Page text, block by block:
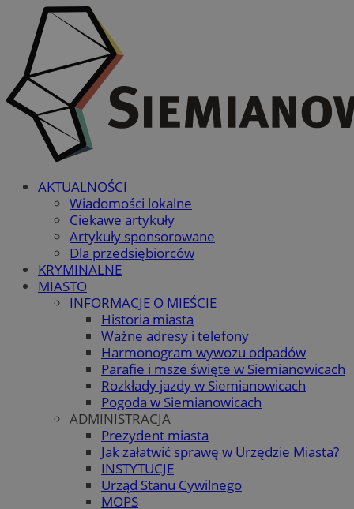
AKTUALNOŚCI
Wiadomości lokalne
Ciekawe artykuły
Artykuły sponsorowane
Dla przedsiębiorców
KRYMINALNE
MIASTO
INFORMACJE O MIEŚCIE
Historia miasta
Ważne adresy i telefony
Harmonogram wywozu odpadów
Parafie i msze święte w Siemianowicach
Rozkłady jazdy w Siemianowicach
Pogoda w Siemianowicach
ADMINISTRACJA
Prezydent miasta
Jak załatwić sprawę w Urzędzie Miasta?
INSTYTUCJE
Urząd Stanu Cywilnego
MOPS